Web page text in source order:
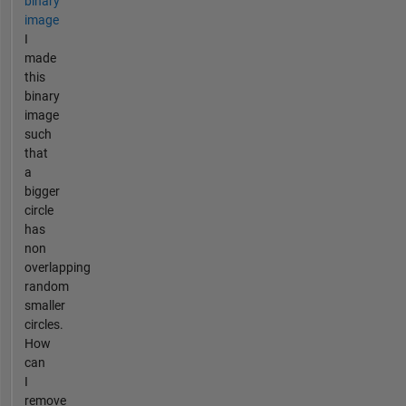
image
I
made
this
binary
image
such
that
a
bigger
circle
has
non
overlapping
random
smaller
circles.
How
can
I
remove